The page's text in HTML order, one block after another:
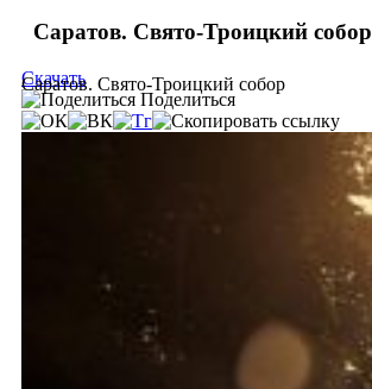
Саратов. Свято-Троицкий собор
Саратов. Свято-Троицкий собор
Скачать
Поделиться